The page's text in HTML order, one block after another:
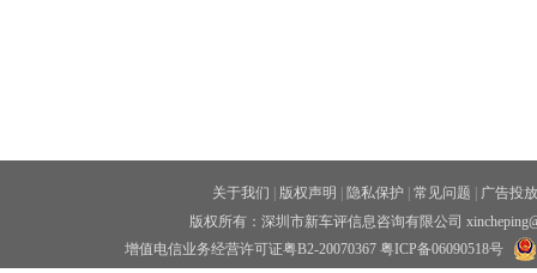
关于我们 版权声明 隐私保护 常见问题
广告投放
版权所有：深圳市新车评信息咨询有限公司
增值电信业务经营许可证粤B2-20070367 粤ICP备06090518号